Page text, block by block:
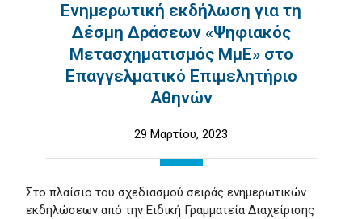
Ενημερωτική εκδήλωση για τη
Δέσμη Δράσεων «Ψηφιακός
Μετασχηματισμός ΜμΕ» στο
Επαγγελματικό Επιμελητήριο
Αθηνών
29 Μαρτίου, 2023
Στο πλαίσιο του σχεδιασμού σειράς ενημερωτικών
εκδηλώσεων από την Ειδική Γραμματεία Διαχείρισης